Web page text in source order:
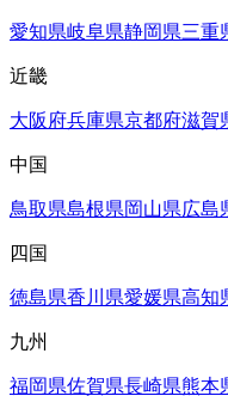
愛知県岐阜県静岡県三重
近畿
大阪府兵庫県京都府滋賀
中国
鳥取県島根県岡山県広島
四国
徳島県香川県愛媛県高知
九州
福岡県佐賀県長崎県熊本